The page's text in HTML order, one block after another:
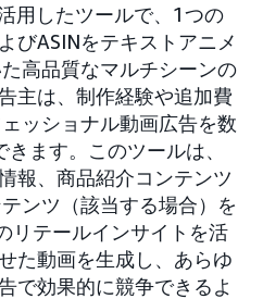
用したツールで、1つの
びASINをテキストアニメ
高品質なマルチシーンの
主は、制作経験や追加費
ッショナル動画広告を数
ます。このツールは、
報、商品紹介コンテンツ
ンツ（該当する場合）を
リテールインサイトを活
た動画を生成し、あらゆ
で効果的に競争できるよ